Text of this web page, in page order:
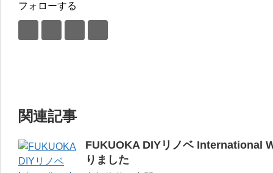
フォローする
関連記事
FUKUOKA DIYリノベ International
りました